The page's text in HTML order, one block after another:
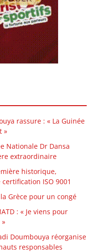
rassure : « La Guinée
»
Nationale Dr Dansa
extraordinaire
historique,
ISO 9001
Grèce pour un congé
: « Je viens pour
Doumbouya réorganise
responsables